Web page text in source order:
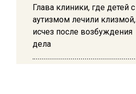
Глава клиники, где детей с
аутизмом лечили клизмой,
исчез после возбуждения
дела